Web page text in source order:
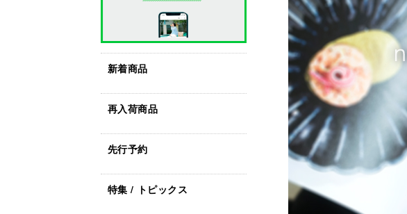
新着商品
再入荷商品
先行予約
特集 / トピックス